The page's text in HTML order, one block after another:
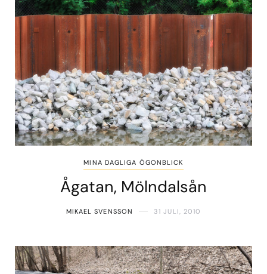
MINA DAGLIGA ÖGONBLICK
Ågatan, Mölndalsån
MIKAEL SVENSSON 31 JULI, 2010